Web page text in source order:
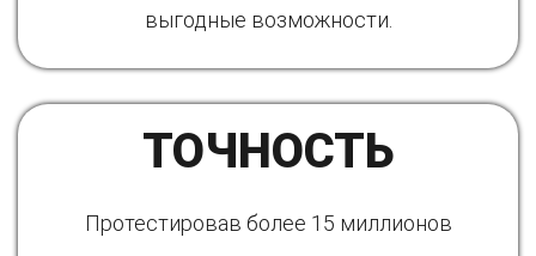
выгодные возможности.
ТОЧНОСТЬ
Протестировав более 15 миллионов